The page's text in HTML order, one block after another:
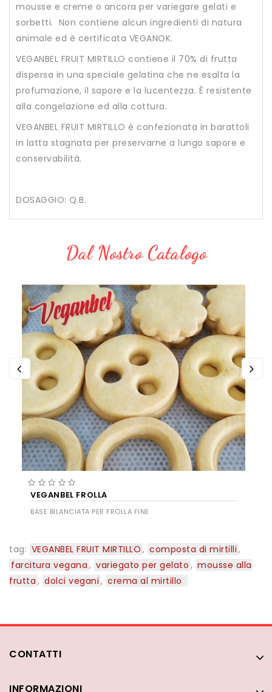
mousse e creme o ancora per variegare gelati e
sorbetti. Non contiene alcun ingredienti di natura
animale ed è certificata VEGANOK.
VEGANBEL FRUIT MIRTILLO contiene il 70% di frutta
dispersa in una speciale gelatina che ne esalta la
profumazione, il sapore e la lucentezza. È resistente
alla congelazione ed alla cottura.
VEGANBEL FRUIT MIRTILLO è confezionata in barattoli
in latta stagnata per preservarne a lungo sapore e
conservabilità.
DOSAGGIO: Q.B.
Dal Nostro Catalogo
VEGANBEL FROLLA
BASE BILANCIATA PER FROLLA FINE
tag: VEGANBEL FRUIT MIRTILLO , composta di mirtilli ,
farcitura vegana , variegato per gelato , mousse alla
frutta , dolci vegani , crema al mirtillo
CONTATTI
INFORMAZIONI